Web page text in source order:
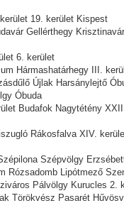
19. kerület Kispest
Gellérthegy
6. kerület
Hármashatárhegy III.
Újlak Harsánylejtő
Óbuda
Budafok Nagytétény
Rákosfalva XIV.
Szépvölgy
Rózsadomb Lipótmező
Pálvölgy Kurucles 2.
Törökvész Pasarét